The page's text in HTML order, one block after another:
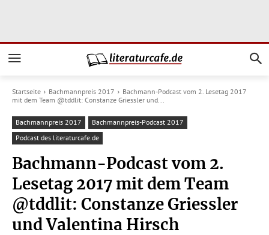
Startseite Bachmannpreis 2017
Bachmann-Podcast vom 2. Lesetag 2017
mit dem Team @tddlit: Constanze Griessler und...
Bachmannpreis 2017
Bachmannpreis-Podcast 2017
Podcast des literaturcafe.de
Bachmann-Podcast vom 2.
Lesetag 2017 mit dem Team
@tddlit: Constanze Griessler
und Valentina Hirsch